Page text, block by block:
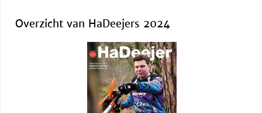
Overzicht van HaDeejers 2024